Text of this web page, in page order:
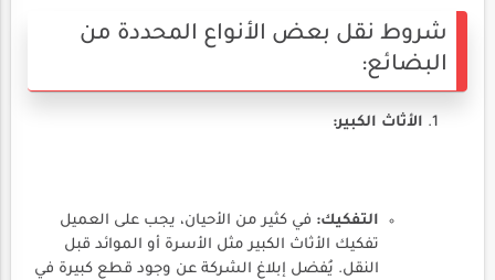
شروط نقل بعض الأنواع المحددة من
البضائع:
الأثاث الكبير:
التفكيك: في كثير من الأحيان، يجب على العميل
تفكيك الأثاث الكبير مثل الأسرة أو الموائد قبل
النقل. يُفضل إبلاغ الشركة عن وجود قطع كبيرة في